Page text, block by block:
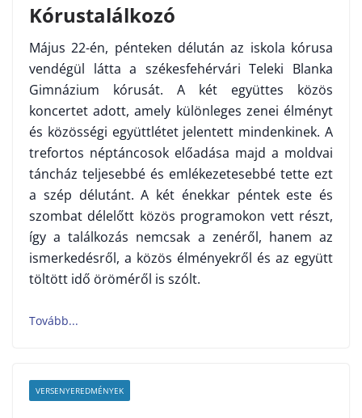
Kórustalálkozó
Május 22-én, pénteken délután az iskola kórusa
vendégül látta a székesfehérvári Teleki Blanka
Gimnázium kórusát. A két együttes közös
koncertet adott, amely különleges zenei élményt
és közösségi együttlétet jelentett mindenkinek. A
trefortos néptáncosok előadása majd a moldvai
táncház teljesebbé és emlékezetesebbé tette ezt
a szép délutánt. A két énekkar péntek este és
szombat délelőtt közös programokon vett részt,
így a találkozás nemcsak a zenéről, hanem az
ismerkedésről, a közös élményekről és az együtt
töltött idő öröméről is szólt.
VERSENYEREDMÉNYEK